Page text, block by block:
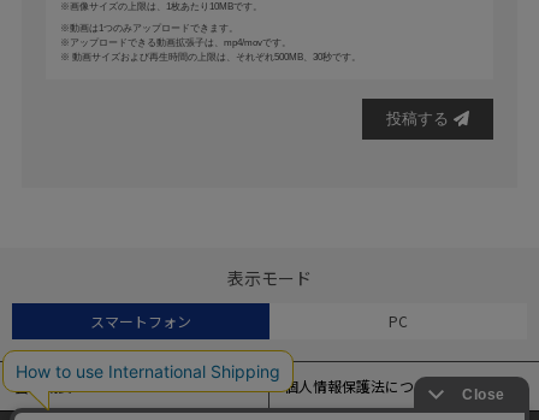
画像サイズの上限は、1枚あたり10MBです。
動画は1つのみアップロードできます。
アップロードできる動画拡張子は、mp4/movです。
動画サイズおよび再生時間の上限は、それぞれ500MB、30秒です。
投稿する
表示モード
スマートフォン PC
個人情報保護法について